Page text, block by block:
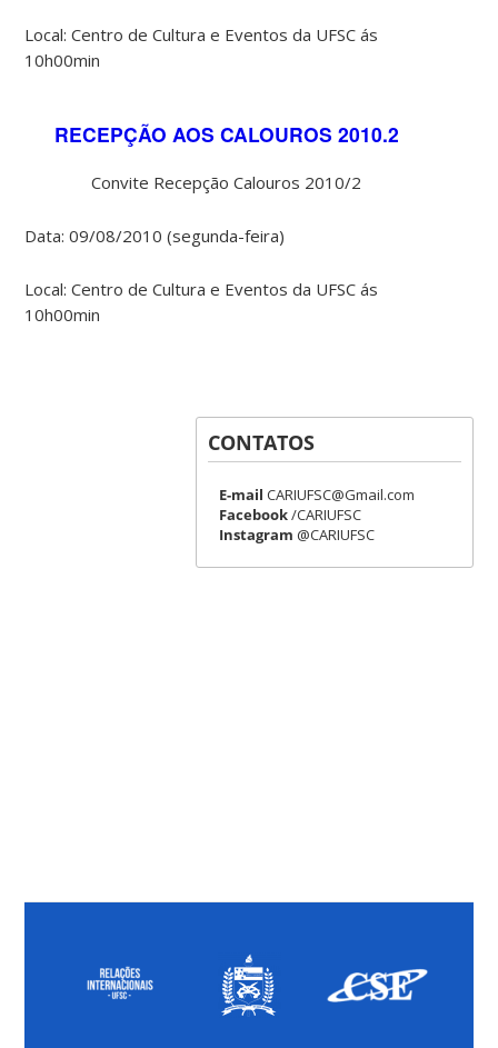
Local: Centro de Cultura e Eventos da UFSC ás
10h00min
RECEPÇÃO AOS CALOUROS 2010.2
Convite Recepção Calouros 2010/2
Data: 09/08/2010 (segunda-feira)
Local: Centro de Cultura e Eventos da UFSC ás
10h00min
CONTATOS
E-mail CARIUFSC@Gmail.com
Facebook/CARIUFSC
Instagram @CARIUFSC